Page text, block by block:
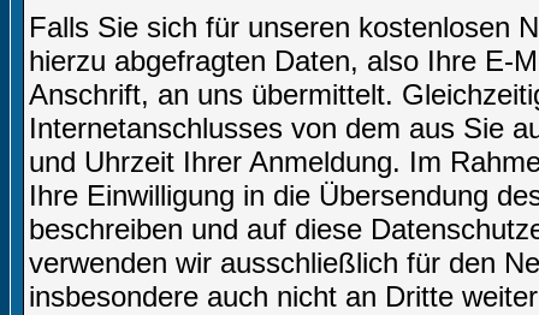
Falls Sie sich für unseren kostenlosen
hierzu abgefragten Daten, also Ihre E-
Anschrift, an uns übermittelt.
Internetanschlusses von dem aus Sie
und Uhrzeit Ihrer Anmeldung. Im
Ihre Einwilligung in die Übersendung
beschreiben und auf diese
verwenden wir ausschließlich für den
insbesondere auch nicht an Dritte